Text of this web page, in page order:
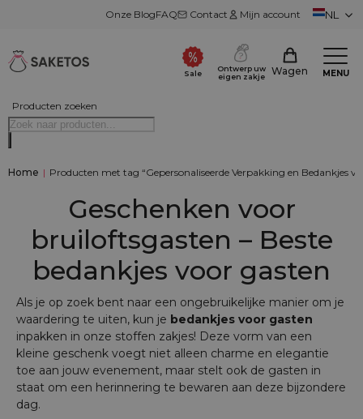
Onze BlogFAQ Contact Mijn account NL
Producten zoeken
Sale
Ontwerp uw
eigen zakje
Wagen MENU
Home | Producten met tag “Gepersonaliseerde Verpakking en Bedankjes
Geschenken voor
bruiloftsgasten – Beste
bedankjes voor gasten
Als je op zoek bent naar een ongebruikelijke manier om je
waardering te uiten, kun je bedankjes voor gasten
inpakken in onze stoffen zakjes! Deze vorm van een
kleine geschenk voegt niet alleen charme en elegantie
toe aan jouw evenement, maar stelt ook de gasten in
staat om een herinnering te bewaren aan deze bijzondere
dag.